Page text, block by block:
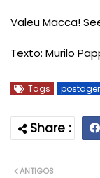
Valeu Macca!
Texto: Murilo
Tags
ANTIGOS